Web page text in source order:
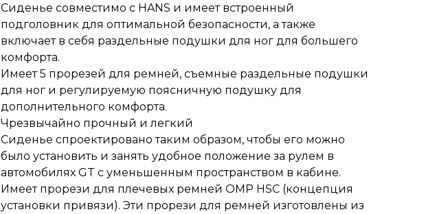
Сиденье совместимо с HANS и имеет встроенный
подголовник для оптимальной безопасности, а также
включает в себя раздельные подушки для ног для большего
комфорта.
Имеет 5 прорезей для ремней, съемные раздельные подушки
для ног и регулируемую поясничную подушку для
дополнительного комфорта.
Чрезвычайно прочный и легкий
Сиденье спроектировано таким образом, чтобы его можно
было установить и занять удобное положение за рулем в
автомобилях GT с уменьшенным пространством в кабине.
Имеет прорези для плечевых ремней OMP HSC (концепция
установки привязи). Эти прорези для ремней изготовлены из